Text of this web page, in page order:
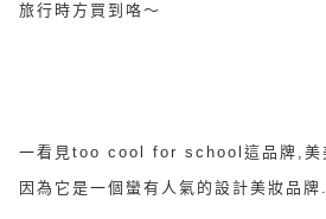
旅行時方買到咯～
一看見too cool for school這品牌,美
因為它是一個蠻有人氣的設計美妝品牌.